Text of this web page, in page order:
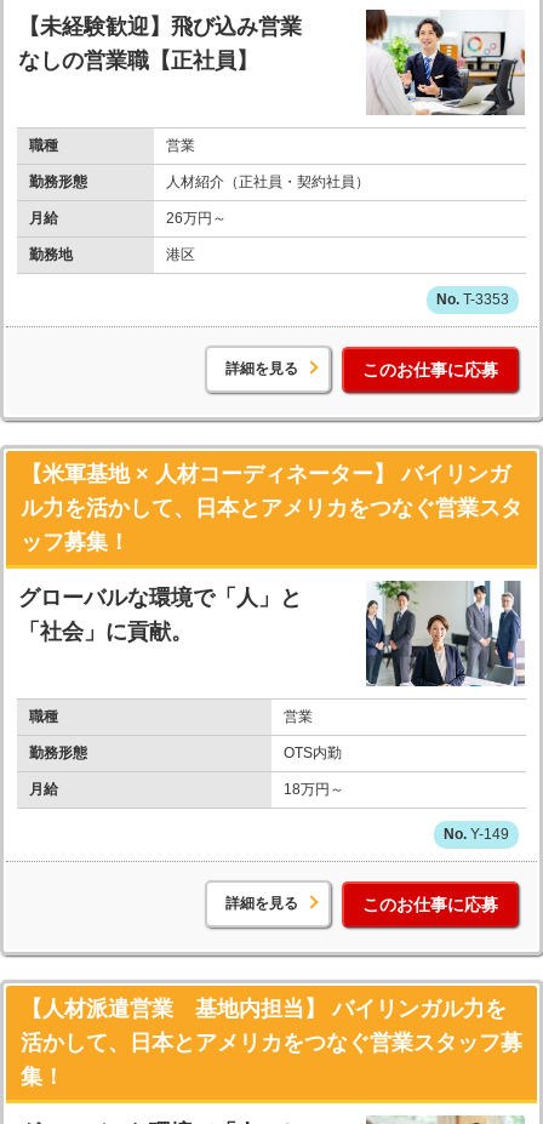
【未経験歓迎】飛び込み営業
なしの営業職【正社員】
職種 営業
勤務形態 人材紹介（正社員・契約社員）
月給 26万円～
勤務地 港区
T-3353
詳細を見る このお仕事に応募
【米軍基地 × 人材コーディネーター】 バイリンガ
ル力を活かして、日本とアメリカをつなぐ営業スタ
ッフ募集！
グローバルな環境で「人」と
「社会」に貢献。
職種 営業
勤務形態 OTS内勤
月給 18万円～
Y-149
詳細を見る このお仕事に応募
【人材派遣営業 基地内担当】 バイリンガル力を
活かして、日本とアメリカをつなぐ営業スタッフ募
集！